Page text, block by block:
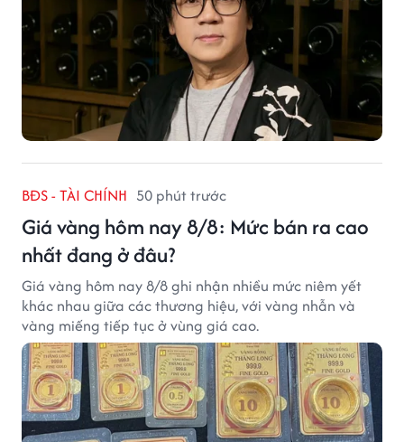
BĐS - TÀI CHÍNH 50 phút trước
Giá vàng hôm nay 8/8: Mức bán ra cao
nhất đang ở đâu?
Giá vàng hôm nay 8/8 ghi nhận nhiều mức niêm yết
khác nhau giữa các thương hiệu, với vàng nhẫn và
vàng miếng tiếp tục ở vùng giá cao.